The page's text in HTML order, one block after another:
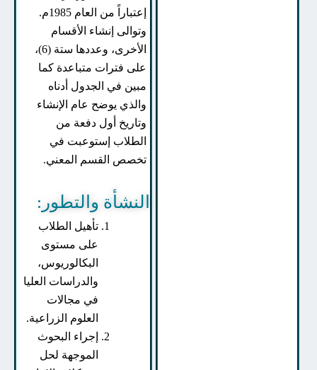
إعتباراً من العام 1985م.
وتوالى إنشاء الأقسام
الأخرى، وعددها ستة (6)،
على فترات متباعدة كما
مبين في الجدول أدناه
والذي يوضح عام الإنشاء
وتاريخ أول دفعة من
الطلاب إستوعبت في
تخصص القسم المعني.
النشأة والتطور:
تأهيل الطلاب
على مستوى
البكالوريوس،
والدراسات العليا
في مجالات
العلوم الزراعية.
إجراء البحوث
الموجهة لحل